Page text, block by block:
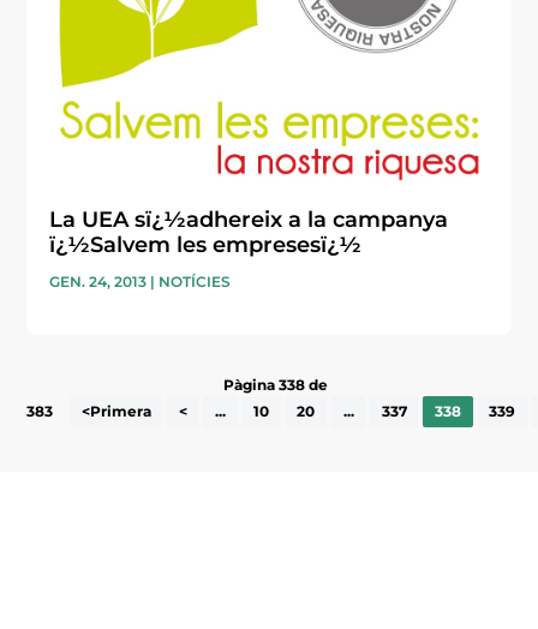
La UEA sï¿½adhereix a la campanya
ï¿½Salvem les empresesï¿½
GEN. 24, 2013 | NOTÍCIES
Pàgina 338 de
383
<Primera < ... 10 20 ... 337 338 339